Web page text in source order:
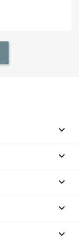



keyboard_arrow_down
